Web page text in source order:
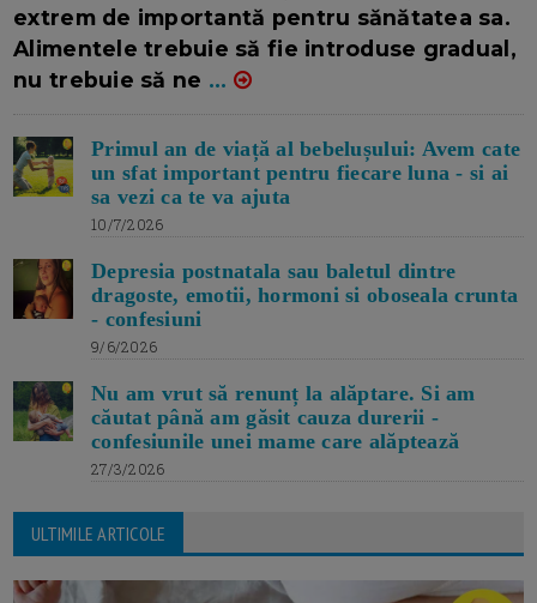
extrem de importantă pentru sănătatea sa.
Alimentele trebuie să fie introduse gradual,
nu trebuie să ne ...
Primul an de viață al bebelușului: Avem cate
un sfat important pentru fiecare luna - si ai
sa vezi ca te va ajuta
10/7/2026
Depresia postnatala sau baletul dintre
dragoste, emotii, hormoni si oboseala crunta
- confesiuni
9/6/2026
Nu am vrut să renunț la alăptare. Si am
căutat până am găsit cauza durerii -
confesiunile unei mame care alăptează
27/3/2026
ULTIMILE ARTICOLE